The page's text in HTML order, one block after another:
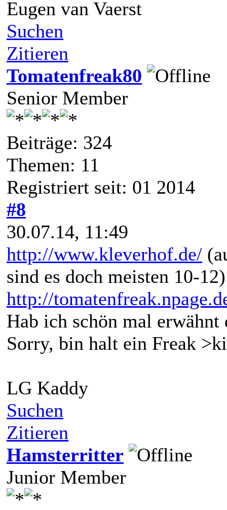
Eugen van Vaerst
Suchen
Zitieren
Tomatenfreak80
Senior Member
Beiträge: 324
Themen: 11
Registriert seit: 01 2014
#8
30.07.14, 11:49
http://www.kleverhof.de/
sind es doch meisten 10-12)
http://
Hab ich schön mal
Sorry, bin halt ein Freak
LG Kaddy
Suchen
Zitieren
Hamsterritter
Junior Member